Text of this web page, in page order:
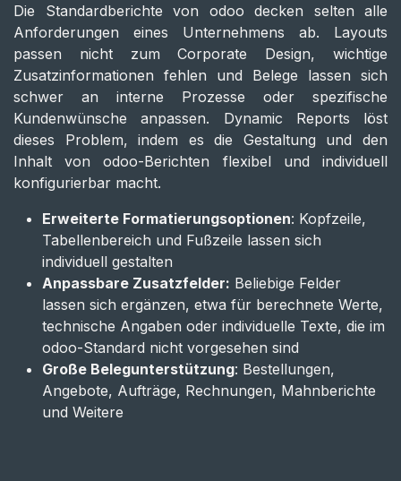
Die Standardberichte von odoo decken selten alle
Anforderungen eines Unternehmens ab. Layouts
passen nicht zum Corporate Design, wichtige
Zusatzinformationen fehlen und Belege lassen sich
schwer an interne Prozesse oder spezifische
Kundenwünsche anpassen. Dynamic Reports löst
dieses Problem, indem es die Gestaltung und den
Inhalt von odoo-Berichten flexibel und individuell
konfigurierbar macht.
Erweiterte Formatierungsoptionen: Kopfzeile,
Tabellenbereich und Fußzeile lassen sich
individuell gestalten
Anpassbare Zusatzfelder: Beliebige Felder
lassen sich ergänzen, etwa für berechnete Werte,
technische Angaben oder individuelle Texte, die im
odoo-Standard nicht vorgesehen sind
Große Belegunterstützung: Bestellungen,
Angebote, Aufträge, Rechnungen, Mahnberichte
und Weitere